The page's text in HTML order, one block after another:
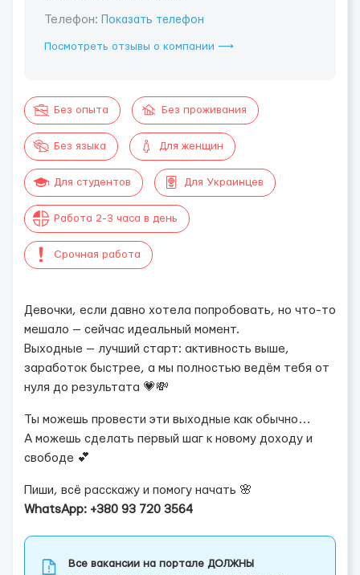
Телефон: Показать телефон
Посмотреть отзывы о компании ⟶
Без опыта Без проживания
Без языка Для женщин
Для студентов Для Украинцев
Работа 2-3 часа в день
Срочная работа
Девочки, если давно хотела попробовать, но что-то
мешало — сейчас идеальный момент.
Выходные — лучший старт: активность выше,
заработок быстрее, а мы полностью ведём тебя от
нуля до результата 💗💸
Ты можешь провести эти выходные как обычно…
А можешь сделать первый шаг к новому доходу и
свободе 💕
Пиши, всё расскажу и помогу начать 🌸
WhatsApp: +380 93 720 3564
Все вакансии на портале ДОЛЖНЫ